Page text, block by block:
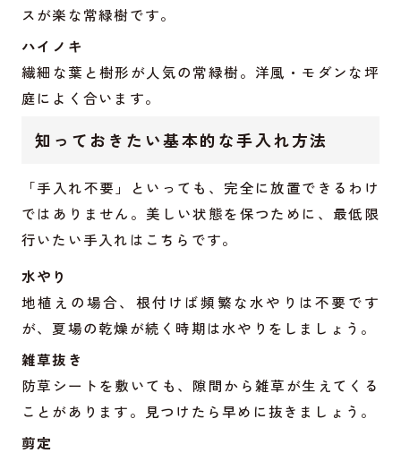
スが楽な常緑樹です。
ハイノキ
繊細な葉と樹形が人気の常緑樹。洋風・モダンな坪
庭によく合います。
知っておきたい基本的な手入れ方法
「手入れ不要」といっても、完全に放置できるわけ
ではありません。美しい状態を保つために、最低限
行いたい手入れはこちらです。
水やり
地植えの場合、根付けば頻繁な水やりは不要です
が、夏場の乾燥が続く時期は水やりをしましょう。
雑草抜き
防草シートを敷いても、隙間から雑草が生えてくる
ことがあります。見つけたら早めに抜きましょう。
剪定